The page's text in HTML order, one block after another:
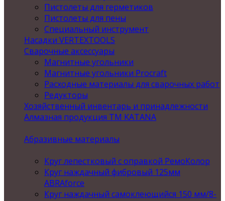
Пистолеты для герметиков
Пистолеты для пены
Специальный инструмент
Насадки VERTEXTOOLS
Сварочные аксессуары
Магнитные угольники
Магнитные угольники Procraft
Расходные материалы для сварочных работ
Редукторы
Хозяйственный инвентарь и принадлежности
Алмазная продукция ТМ KATANA
Абразивные материалы
Круг лепестковый с оправкой РемоКолор
Круг наждачный фибровый 125мм
ABRAforce
Круг наждачный самоклеющийся 150 мм/8-